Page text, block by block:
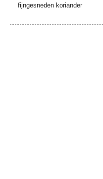
fijngesneden koriander